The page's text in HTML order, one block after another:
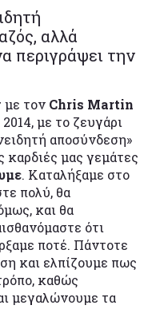
αλλά
περιγράψει την
με τον Chris Martin
με το ζευγάρι
αποσύνδεση»
καρδιές μας γεμάτες
. Καταλήξαμε στο
πολύ, θα
και θα
ότι
ποτέ. Πάντοτε
και ελπίζουμε πως
καθώς
μεγαλώνουμε τα